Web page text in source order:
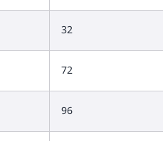
32
72
96